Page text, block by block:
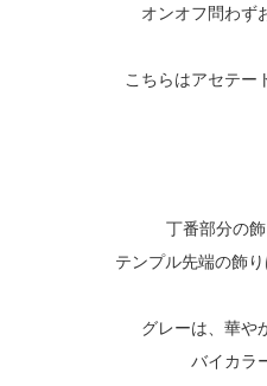
オンオフ問わず
こちらはアセテー
丁番部分の飾
テンプル先端の飾り
グレーは、華や
バイカラ